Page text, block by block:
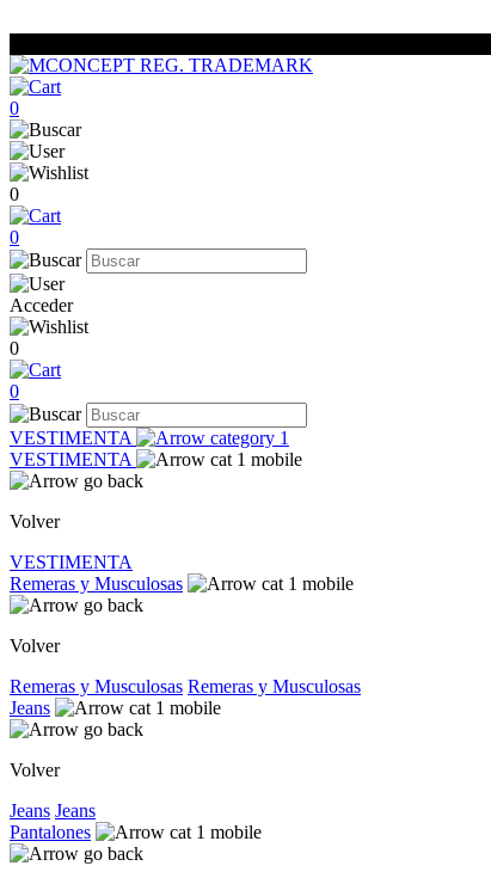
0
0
0
Acceder
0
0
VESTIMENTA
VESTIMENTA
Volver
VESTIMENTA
Remeras y Musculosas
Volver
Remeras y Musculosas Remeras y Musculosas
Jeans
Volver
Jeans Jeans
Pantalones